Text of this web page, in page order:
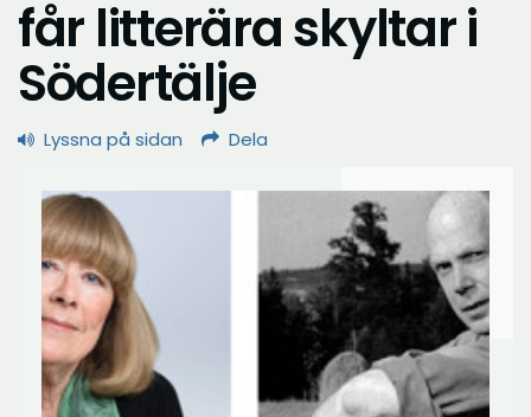
får litterära skyltar i
Södertälje
Lyssna på sidan Dela